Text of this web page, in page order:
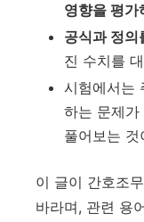
영향을 평가
공식과 정의
진 수치를
시험에서는
하는 문제
풀어보는 것
이 글이 간호조
바라며, 관련 용